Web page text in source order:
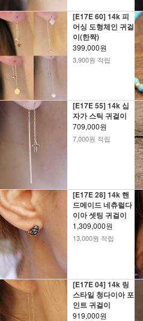
[E17E 60] 14k 피
어싱 도형체인 귀걸
이(한짝)
399,000원
3,900원 적립
[E17E 55] 14k 십
자가 스틱 귀걸이
709,000원
7,000원 적립
[E17E 28] 14k 핸
드메이드 네츄럴다
이아 셋팅 귀걸이
1,309,000원
13,000원 적립
[E17E 04] 14k 링
스타일 청다이아 포
인트 귀걸이
919,000원